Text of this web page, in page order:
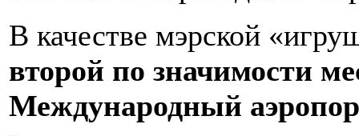
В качестве мэрской
второй по значимости
Международный